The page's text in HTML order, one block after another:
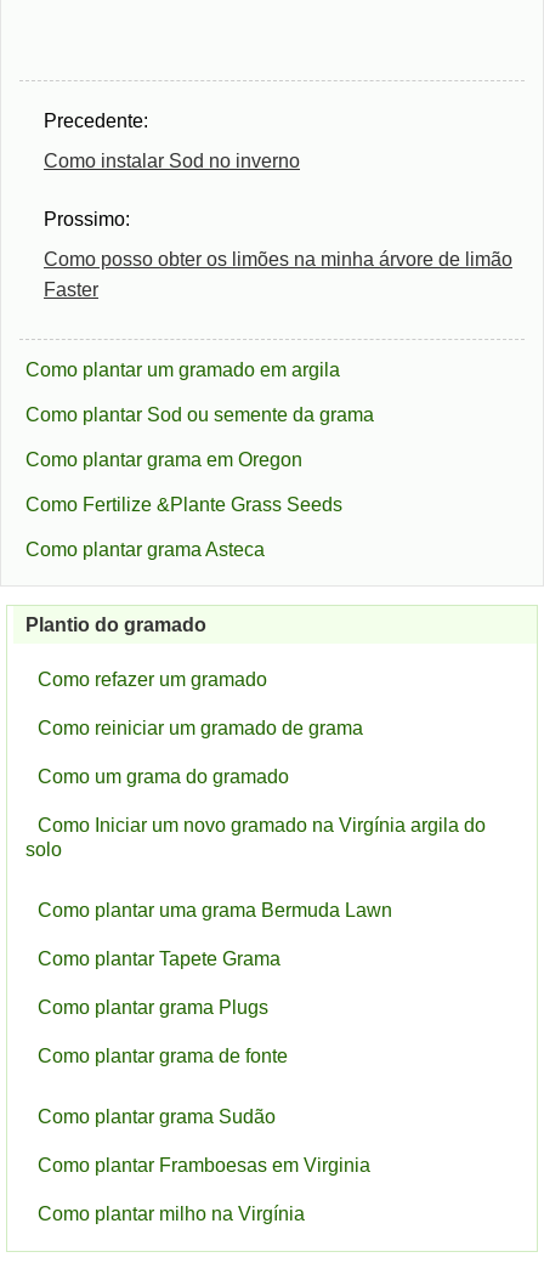
Precedente:
Como instalar Sod no inverno
Prossimo:
Como posso obter os limões na minha árvore de limão
Faster
Como plantar um gramado em argila
Como plantar Sod ou semente da grama
Como plantar grama em Oregon
Como Fertilize &Plante Grass Seeds
Como plantar grama Asteca
Plantio do gramado
Como refazer um gramado
Como reiniciar um gramado de grama
Como um grama do gramado
Como Iniciar um novo gramado na Virgínia argila do
solo
Como plantar uma grama Bermuda Lawn
Como plantar Tapete Grama
Como plantar grama Plugs
Como plantar grama de fonte
Como plantar grama Sudão
Como plantar Framboesas em Virginia
Como plantar milho na Virgínia